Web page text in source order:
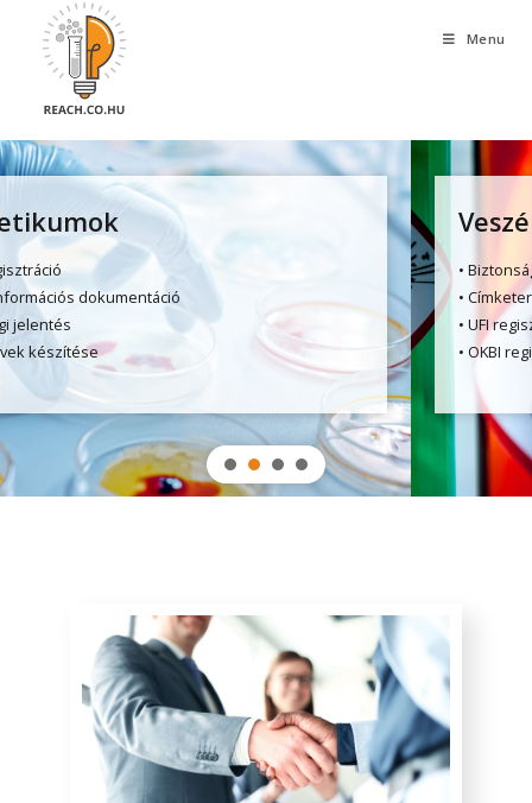
Menu
Veszélyes anyag
• Címketervek készítése
• UFI regisztráció
• OKBI regisztráció